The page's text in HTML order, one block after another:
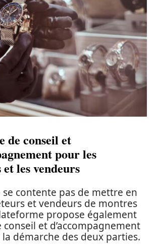
de conseil et
pour les
les vendeurs
se contente pas de mettre en
et vendeurs de montres
propose également
conseil et d’accompagnement
démarche des deux parties.